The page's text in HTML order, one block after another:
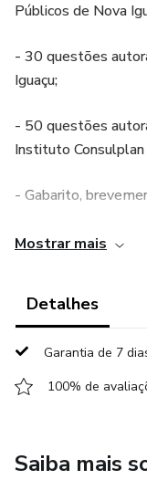
Públicos de Nova
- 30 questões
Iguaçu;
- 50 questões
Instituto Consulplan
- Gabarito,
TOTAL: 130
disponível
em qualquer
Mostrar mais
Detalhes
Garantia de 7
100% de
Saiba mais